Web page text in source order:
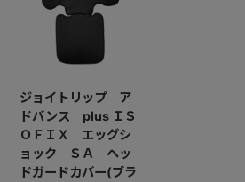
ジョイトリップ ア
ドバンス plus ＩＳ
ＯＦＩＸ エッグシ
ョック ＳＡ ヘッ
ドガードカバー(ブラ